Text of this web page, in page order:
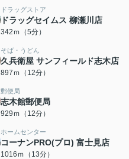
ドラッグストア
ドラッグセイムス 柳瀬川店
342ｍ（5分）
そば・うどん
久兵衛屋 サンフィールド志木店
897ｍ（12分）
郵便局
志木館郵便局
929ｍ（12分）
ホームセンター
コーナンPRO(プロ) 富士見店
1016ｍ（13分）